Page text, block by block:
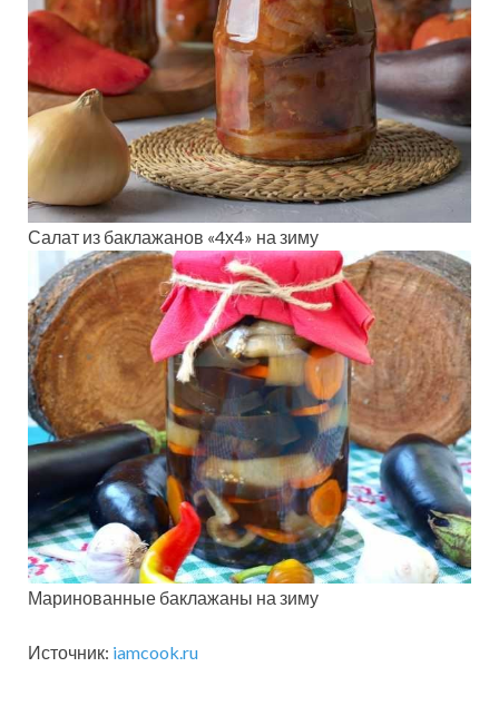
Салат из баклажанов «4х4» на зиму
Маринованные баклажаны на зиму
Источник: iamcook.ru